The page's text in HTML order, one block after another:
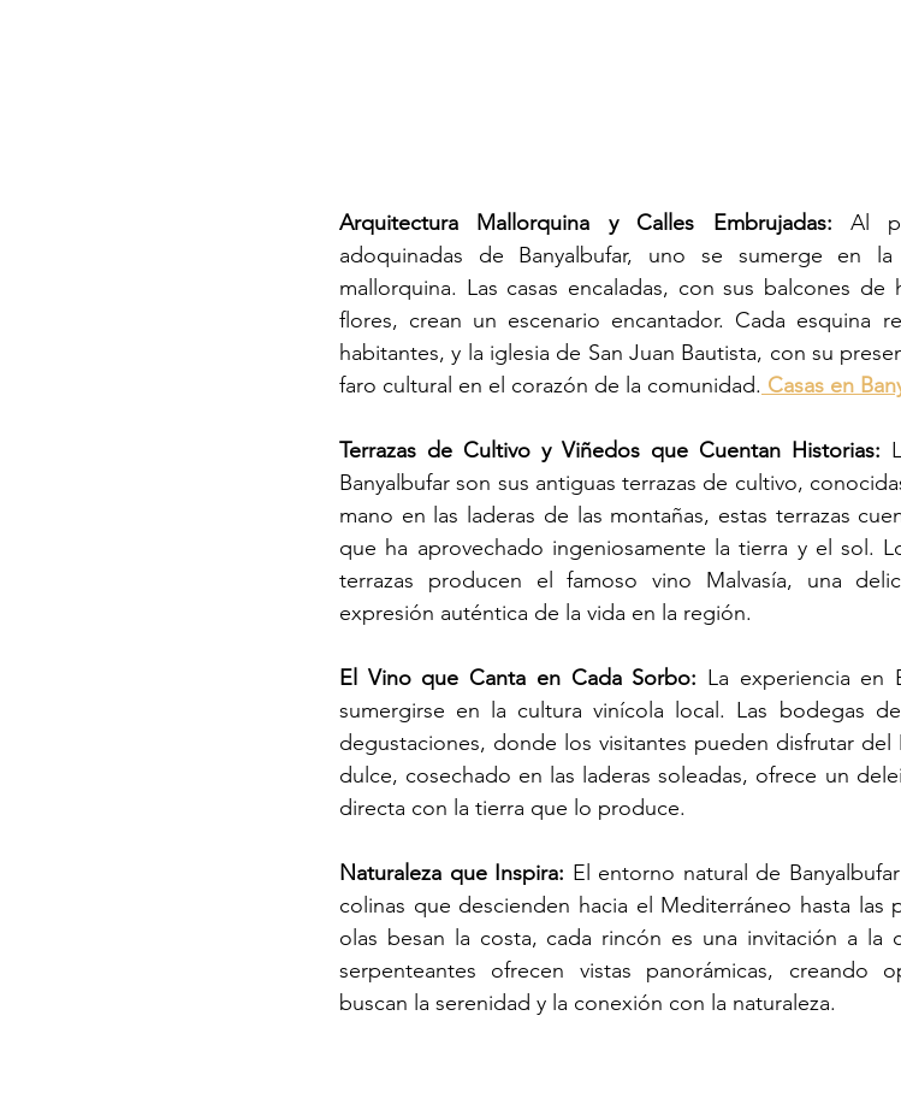
Arquitectura Mallorquina y Calles Embrujadas: Al
adoquinadas de Banyalbufar, uno se sumerge en
mallorquina. Las casas encaladas, con sus balcones
flores, crean un escenario encantador. Cada esquina
habitantes, y la iglesia de San Juan Bautista, con su
faro cultural en el corazón de la comunidad. Casas en
Terrazas de Cultivo y Viñedos que Cuentan Historias:
Banyalbufar son sus antiguas terrazas de cultivo,
mano en las laderas de las montañas, estas terrazas
que ha aprovechado ingeniosamente la tierra y el sol.
terrazas producen el famoso vino Malvasía, una
expresión auténtica de la vida en la región.
El Vino que Canta en Cada Sorbo: La experiencia en
sumergirse en la cultura vinícola local. Las bodegas
degustaciones, donde los visitantes pueden disfrutar del
dulce, cosechado en las laderas soleadas, ofrece un
directa con la tierra que lo produce.
Naturaleza que Inspira: El entorno natural de
colinas que descienden hacia el Mediterráneo hasta las
olas besan la costa, cada rincón es una invitación a la
serpenteantes ofrecen vistas panorámicas, creando
buscan la serenidad y la conexión con la naturaleza.